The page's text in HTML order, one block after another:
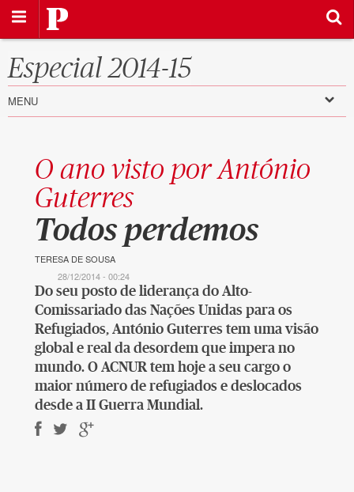
Especial 2014-15
MENU
O ano visto por António
Guterres
:
Todos perdemos
TERESA DE SOUSA
28/12/2014 - 00:24
Do seu posto de liderança do Alto-
Comissariado das Nações Unidas para os
Refugiados, António Guterres tem uma visão
global e real da desordem que impera no
mundo. O ACNUR tem hoje a seu cargo o
maior número de refugiados e deslocados
desde a II Guerra Mundial.